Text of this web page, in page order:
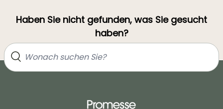
Haben Sie nicht gefunden, was Sie gesucht
haben?